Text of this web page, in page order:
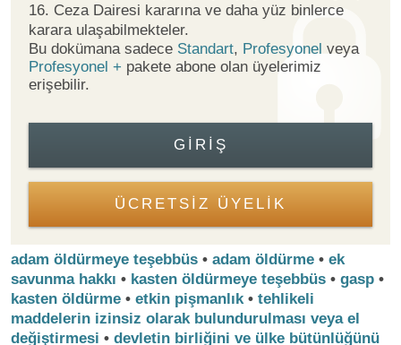
16. Ceza Dairesi kararına ve daha yüz binlerce
karara ulaşabilmekteler.
Bu dokümana sadece Standart, Profesyonel veya
Profesyonel + pakete abone olan üyelerimiz
erişebilir.
GIRIŞ
ÜCRETSİZ ÜYELİK
adam öldürmeye teşebbüs • adam öldürme • ek
savunma hakkı • kasten öldürmeye teşebbüs • gasp •
kasten öldürme • etkin pişmanlık• tehlikeli
maddelerin izinsiz olarak bulundurulması veya el
değiştirmesi • devletin birliğini ve ülke bütünlüğünü